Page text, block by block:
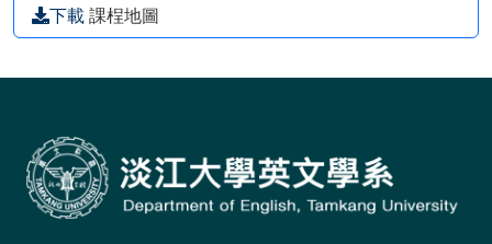
下載課桯地圖